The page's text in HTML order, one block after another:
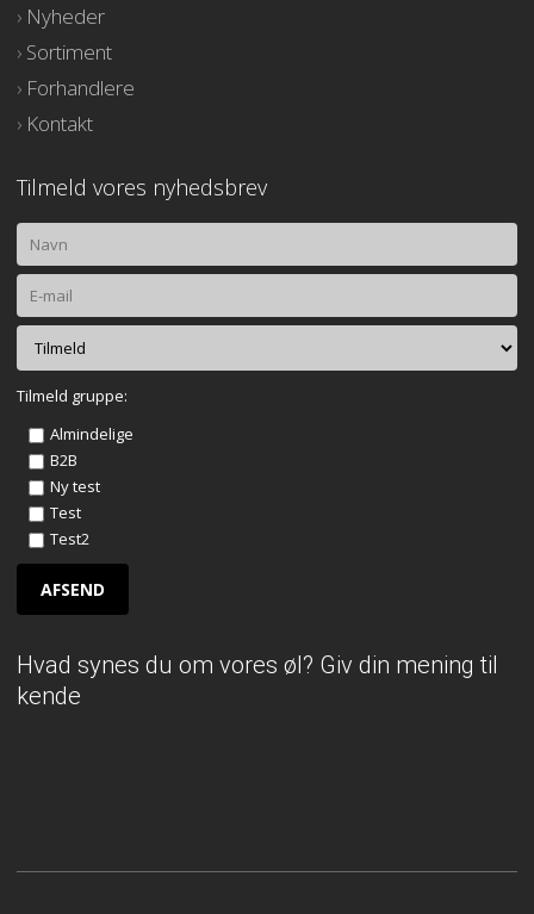
​› Nyheder
›​ Sortiment
›​ Forhandlere​
›​ Kontakt
Tilmeld vores nyhedsbrev​
Tilmeld gruppe:
Almindelige
B2B
Ny test
Test
Test2
Hvad synes du om vores øl? Giv din mening til
kende